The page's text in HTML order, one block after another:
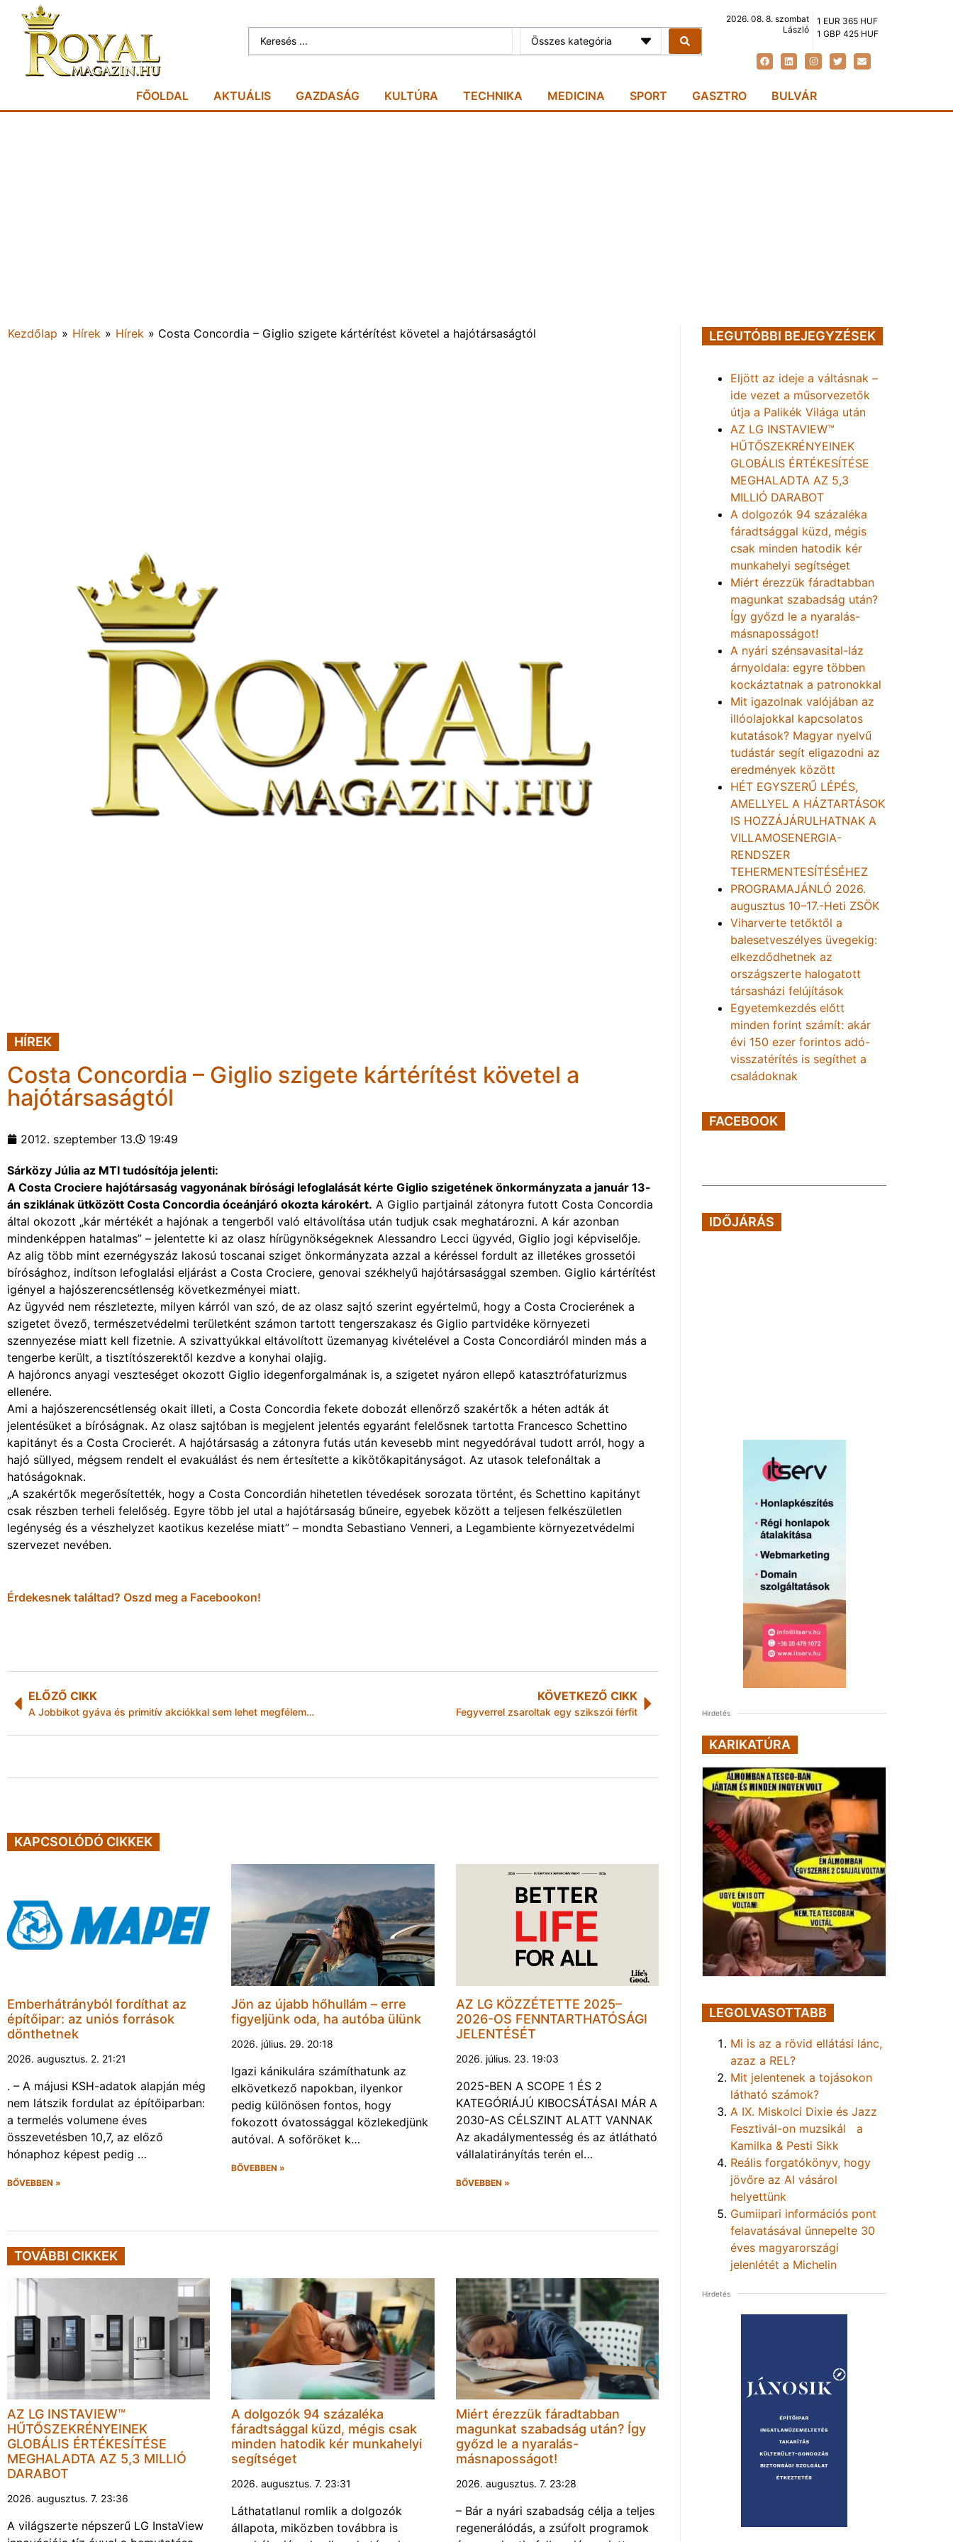
Összes kategória
2026. 08. 8. szombat
László
1 EUR 365 HUF
1 GBP 425 HUF
FŐOLDAL AKTUÁLIS GAZDASÁG KULTÚRA TECHNIKA MEDICINA SPORT GASZTRO BULVÁR
Kezdőlap » Hírek » Hírek » Costa Concordia – Giglio szigete kártérítést követel a hajótársaságtól
HÍREK
Costa Concordia – Giglio szigete kártérítést követel a
hajótársaságtól
2012. szeptember 13. 19:49
Sárközy Júlia az MTI tudósítója jelenti:
A Costa Crociere hajótársaság vagyonának bírósági lefoglalását kérte Giglio szigetének önkormányzata a január 13-
án sziklának ütközött Costa Concordia óceánjáró okozta károkért. A Giglio partjainál zátonyra futott Costa Concordia
által okozott „kár mértékét a hajónak a tengerből való eltávolítása után tudjuk csak meghatározni. A kár azonban
mindenképpen hatalmas” – jelentette ki az olasz hírügynökségeknek Alessandro Lecci ügyvéd, Giglio jogi képviselője.
Az alig több mint ezernégyszáz lakosú toscanai sziget önkormányzata azzal a kéréssel fordult az illetékes grossetói
bírósághoz, indítson lefoglalási eljárást a Costa Crociere, genovai székhelyű hajótársasággal szemben. Giglio kártérítést
igényel a hajószerencsétlenség következményei miatt.
Az ügyvéd nem részletezte, milyen kárról van szó, de az olasz sajtó szerint egyértelmű, hogy a Costa Crocierének a
szigetet övező, természetvédelmi területként számon tartott tengerszakasz és Giglio partvidéke környezeti
szennyezése miatt kell fizetnie. A szivattyúkkal eltávolított üzemanyag kivételével a Costa Concordiáról minden más a
tengerbe került, a tisztítószerektől kezdve a konyhai olajig.
A hajóroncs anyagi veszteséget okozott Giglio idegenforgalmának is, a szigetet nyáron ellepő katasztrófaturizmus
ellenére.
Ami a hajószerencsétlenség okait illeti, a Costa Concordia fekete dobozát ellenőrző szakértők a héten adták át
jelentésüket a bíróságnak. Az olasz sajtóban is megjelent jelentés egyaránt felelősnek tartotta Francesco Schettino
kapitányt és a Costa Crocierét. A hajótársaság a zátonyra futás után kevesebb mint negyedórával tudott arról, hogy a
hajó süllyed, mégsem rendelt el evakuálást és nem értesítette a kikötőkapitányságot. Az utasok telefonáltak a
hatóságoknak.
„A szakértők megerősítették, hogy a Costa Concordián hihetetlen tévedések sorozata történt, és Schettino kapitányt
csak részben terheli felelőség. Egyre több jel utal a hajótársaság bűneire, egyebek között a teljesen felkészületlen
legénység és a vészhelyzet kaotikus kezelése miatt” – mondta Sebastiano Venneri, a Legambiente környezetvédelmi
szervezet nevében.
Érdekesnek találtad? Oszd meg a Facebookon!
ELŐZŐ CIKK
A Jobbikot gyáva és primitív akciókkal sem lehet megfélemlíteni
KÖVETKEZŐ CIKK
Fegyverrel zsaroltak egy szikszói férfit
KAPCSOLÓDÓ CIKKEK
Emberhátrányból fordíthat az
építőipar: az uniós források
dönthetnek
2026. augusztus. 2. 21:21
. – A májusi KSH-adatok alapján még
nem látszik fordulat az építőiparban:
a termelés volumene éves
összevetésben 10,7, az előző
hónaphoz képest pedig …
BŐVEBBEN »
Jön az újabb hőhullám – erre
figyeljünk oda, ha autóba ülünk
2026. július. 29. 20:18
Igazi kánikulára számíthatunk az
elkövetkező napokban, ilyenkor
pedig különösen fontos, hogy
fokozott óvatossággal közlekedjünk
autóval. A sofőröket k…
BŐVEBBEN »
AZ LG KÖZZÉTETTE 2025–
2026-OS FENNTARTHATÓSÁGI
JELENTÉSÉT
2026. július. 23. 19:03
2025-BEN A SCOPE 1 ÉS 2
KATEGÓRIÁJÚ KIBOCSÁTÁSAI MÁR A
2030-AS CÉLSZINT ALATT VANNAK
Az akadálymentesség és az átlátható
vállalatirányítás terén el…
BŐVEBBEN »
TOVÁBBI CIKKEK
AZ LG INSTAVIEW™
HŰTŐSZEKRÉNYEINEK
GLOBÁLIS ÉRTÉKESÍTÉSE
MEGHALADTA AZ 5,3 MILLIÓ
DARABOT
2026. augusztus. 7. 23:36
A világszerte népszerű LG InstaView
A dolgozók 94 százaléka
fáradtsággal küzd, mégis csak
minden hatodik kér munkahelyi
segítséget
2026. augusztus. 7. 23:31
Láthatatlanul romlik a dolgozók
állapota, miközben továbbra is
Miért érezzük fáradtabban
magunkat szabadság után? Így
győzd le a nyaralás-
másnaposságot!
2026. augusztus. 7. 23:28
– Bár a nyári szabadság célja a teljes
regenerálódás, a zsúfolt programok
LEGUTÓBBI BEJEGYZÉSEK
Eljött az ideje a váltásnak –
ide vezet a műsorvezetők
útja a Palikék Világa után
AZ LG INSTAVIEW™
HŰTŐSZEKRÉNYEINEK
GLOBÁLIS ÉRTÉKESÍTÉSE
MEGHALADTA AZ 5,3
MILLIÓ DARABOT
A dolgozók 94 százaléka
fáradtsággal küzd, mégis
csak minden hatodik kér
munkahelyi segítséget
Miért érezzük fáradtabban
magunkat szabadság után?
Így győzd le a nyaralás-
másnaposságot!
A nyári szénsavasital-láz
árnyoldala: egyre többen
kockáztatnak a patronokkal
Mit igazolnak valójában az
illóolajokkal kapcsolatos
kutatások? Magyar nyelvű
tudástár segít eligazodni az
eredmények között
HÉT EGYSZERŰ LÉPÉS,
AMELLYEL A HÁZTARTÁSOK
IS HOZZÁJÁRULHATNAK A
VILLAMOSENERGIA-
RENDSZER
TEHERMENTESÍTÉSÉHEZ
PROGRAMAJÁNLÓ 2026.
augusztus 10–17.-Heti ZSÖK
Viharverte tetőktől a
balesetveszélyes üvegekig:
elkezdődhetnek az
országszerte halogatott
társasházi felújítások
Egyetemkezdés előtt
minden forint számít: akár
évi 150 ezer forintos adó-
visszatérítés is segíthet a
családoknak
FACEBOOK
IDŐJÁRÁS
Hirdetés
KARIKATÚRA
LEGOLVASOTTABB
Mi is az a rövid ellátási lánc,
azaz a REL?
Mit jelentenek a tojásokon
látható számok?
A IX. Miskolci Dixie és Jazz
Fesztivál-on muzsikál a
Kamilka & Pesti Sikk
Reális forgatókönyv, hogy
jövőre az AI vásárol
helyettünk
Gumiipari információs pont
felavatásával ünnepelte 30
éves magyarországi
jelenlétét a Michelin
Hirdetés